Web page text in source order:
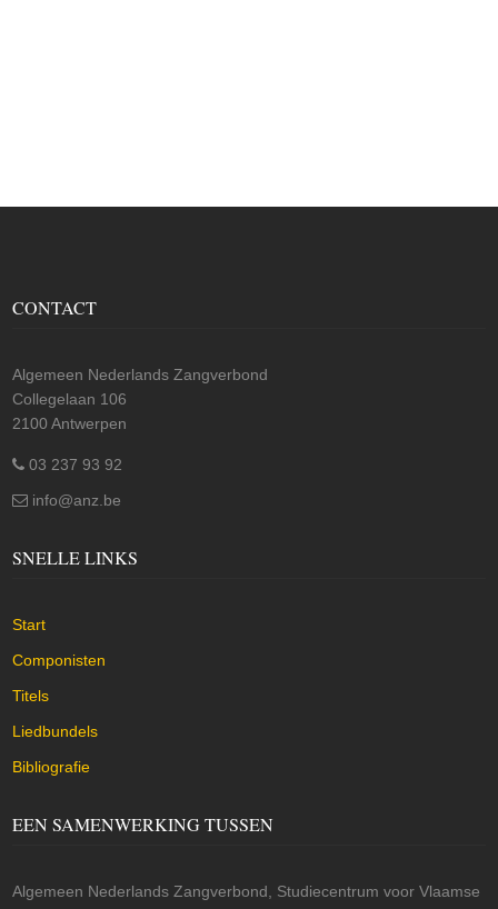
CONTACT
Algemeen Nederlands Zangverbond
Collegelaan 106
2100 Antwerpen
03 237 93 92
info@anz.be
SNELLE LINKS
Start
Componisten
Titels
Liedbundels
Bibliografie
EEN SAMENWERKING TUSSEN
Algemeen Nederlands Zangverbond, Studiecentrum voor Vlaamse